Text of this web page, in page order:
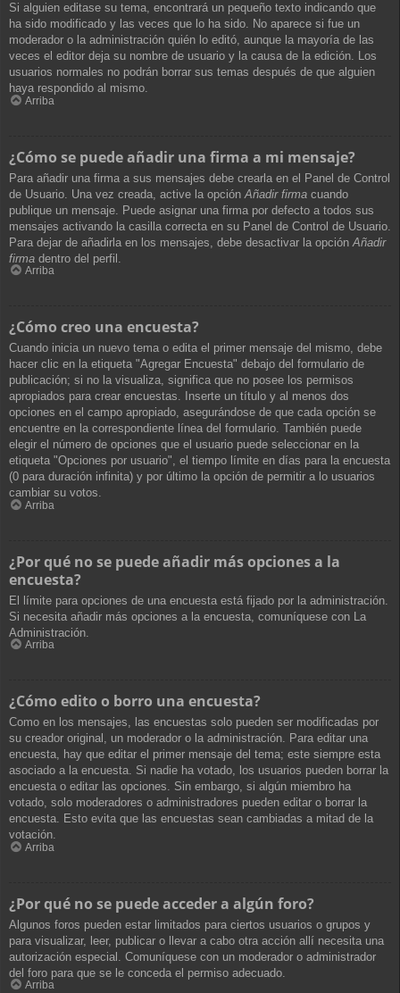
Si alguien editase su tema, encontrará un pequeño texto indicando que
ha sido modificado y las veces que lo ha sido. No aparece si fue un
moderador o la administración quién lo editó, aunque la mayoría de las
veces el editor deja su nombre de usuario y la causa de la edición. Los
usuarios normales no podrán borrar sus temas después de que alguien
haya respondido al mismo.
Arriba
¿Cómo se puede añadir una firma a mi mensaje?
Para añadir una firma a sus mensajes debe crearla en el Panel de Control
de Usuario. Una vez creada, active la opción Añadir firma cuando
publique un mensaje. Puede asignar una firma por defecto a todos sus
mensajes activando la casilla correcta en su Panel de Control de Usuario.
Para dejar de añadirla en los mensajes, debe desactivar la opción Añadir
firma dentro del perfil.
Arriba
¿Cómo creo una encuesta?
Cuando inicia un nuevo tema o edita el primer mensaje del mismo, debe
hacer clic en la etiqueta "Agregar Encuesta" debajo del formulario de
publicación; si no la visualiza, significa que no posee los permisos
apropiados para crear encuestas. Inserte un título y al menos dos
opciones en el campo apropiado, asegurándose de que cada opción se
encuentre en la correspondiente línea del formulario. También puede
elegir el número de opciones que el usuario puede seleccionar en la
etiqueta "Opciones por usuario", el tiempo límite en días para la encuesta
(0 para duración infinita) y por último la opción de permitir a lo usuarios
cambiar su votos.
Arriba
¿Por qué no se puede añadir más opciones a la
encuesta?
El límite para opciones de una encuesta está fijado por la administración.
Si necesita añadir más opciones a la encuesta, comuníquese con La
Administración.
Arriba
¿Cómo edito o borro una encuesta?
Como en los mensajes, las encuestas solo pueden ser modificadas por
su creador original, un moderador o la administración. Para editar una
encuesta, hay que editar el primer mensaje del tema; este siempre esta
asociado a la encuesta. Si nadie ha votado, los usuarios pueden borrar la
encuesta o editar las opciones. Sin embargo, si algún miembro ha
votado, solo moderadores o administradores pueden editar o borrar la
encuesta. Esto evita que las encuestas sean cambiadas a mitad de la
votación.
Arriba
¿Por qué no se puede acceder a algún foro?
Algunos foros pueden estar limitados para ciertos usuarios o grupos y
para visualizar, leer, publicar o llevar a cabo otra acción allí necesita una
autorización especial. Comuníquese con un moderador o administrador
del foro para que se le conceda el permiso adecuado.
Arriba